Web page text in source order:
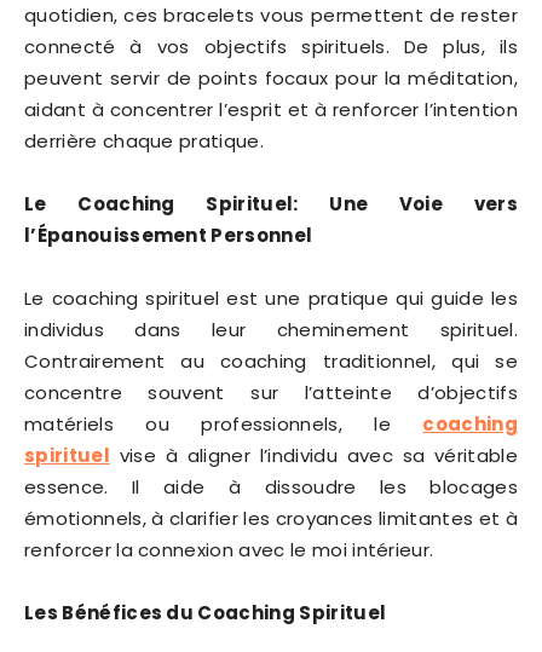
quotidien, ces bracelets vous permettent de rester
connecté à vos objectifs spirituels. De plus, ils
peuvent servir de points focaux pour la méditation,
aidant à concentrer l’esprit et à renforcer l’intention
derrière chaque pratique.
Le Coaching Spirituel: Une Voie vers
l’Épanouissement Personnel
Le coaching spirituel est une pratique qui guide les
individus dans leur cheminement spirituel.
Contrairement au coaching traditionnel, qui se
concentre souvent sur l’atteinte d’objectifs
matériels ou professionnels, le coaching
spirituel vise à aligner l’individu avec sa véritable
essence. Il aide à dissoudre les blocages
émotionnels, à clarifier les croyances limitantes et à
renforcer la connexion avec le moi intérieur.
Les Bénéfices du Coaching Spirituel